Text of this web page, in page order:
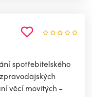
spotřebitelského
věcí movitých -